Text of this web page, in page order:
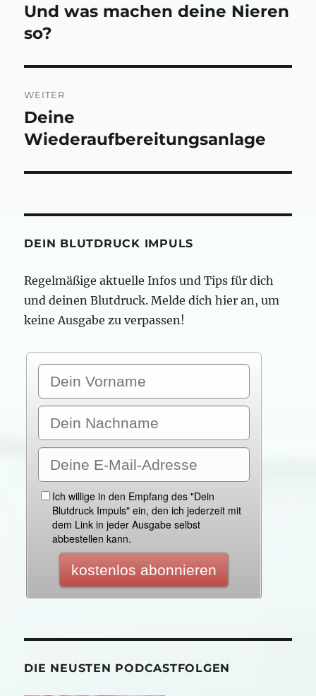
Vorheriger
Beitrag:
Und was machen deine Nieren
so?
WEITER
Nächster
Beitrag:
Deine
Wiederaufbereitungsanlage
DEIN BLUTDRUCK IMPULS
Regelmäßige aktuelle Infos und Tips für dich
und deinen Blutdruck. Melde dich hier an, um
keine Ausgabe zu verpassen!
DIE NEUSTEN PODCASTFOLGEN